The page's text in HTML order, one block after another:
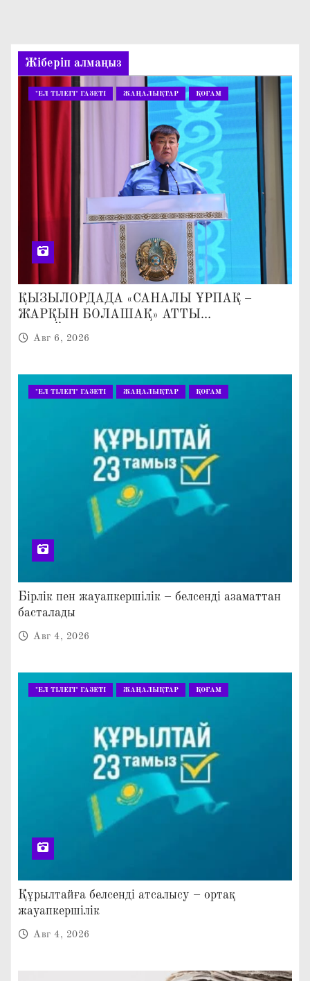
Жіберіп алмаңыз
"ЕЛ ТІЛЕГІ" ГАЗЕТІ ЖАҢАЛЫҚТАР ҚОҒАМ
ҚЫЗЫЛОРДАДА «САНАЛЫ ҰРПАҚ –
ЖАРҚЫН БОЛАШАҚ» АТТЫ
КЕҢЕЙТІЛГЕН МӘЖІЛІС ӨТТІ
Авг 6, 2026
"ЕЛ ТІЛЕГІ" ГАЗЕТІ ЖАҢАЛЫҚТАР ҚОҒАМ
Бірлік пен жауапкершілік – белсенді азаматтан
басталады
Авг 4, 2026
"ЕЛ ТІЛЕГІ" ГАЗЕТІ ЖАҢАЛЫҚТАР ҚОҒАМ
Құрылтайға белсенді атсалысу – ортақ
жауапкершілік
Авг 4, 2026